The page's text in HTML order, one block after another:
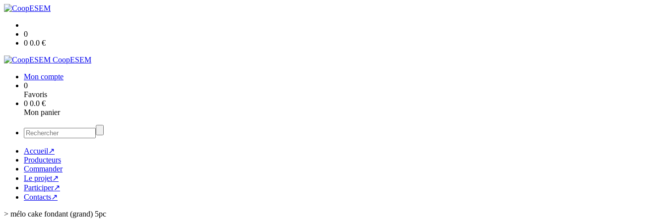
0
0 0.0 €
CoopESEM
Mon compte
0
Favoris
0 0.0 €
Mon panier
Accueil↗
Producteurs
Commander
Le projet↗
Participer↗
Contacts↗
> mélo cake fondant (grand) 5pc